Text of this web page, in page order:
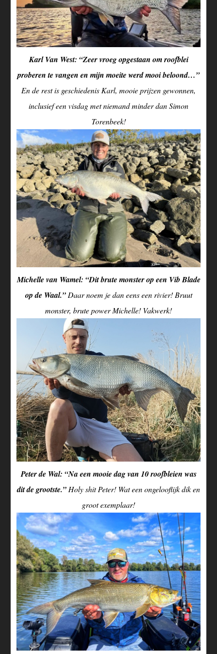
Karl Van West: “Zeer vroeg opgestaan om roofblei
proberen te vangen en mijn moeite werd mooi beloond…”
En de rest is geschiedenis Karl, mooie prijzen gewonnen,
inclusief een visdag met niemand minder dan Simon
Torenbeek!
Michelle van Wamel: “Dit brute monster op een Vib Blade
op de Waal.”Daar noem je dan eens een rivier! Bruut
monster, brute power Michelle! Vakwerk!
Peter de Wal: “Na een mooie dag van 10 roofbleien was
dit de grootste.”Holy shit Peter! Wat een ongelooflijk dik en
groot exemplaar!